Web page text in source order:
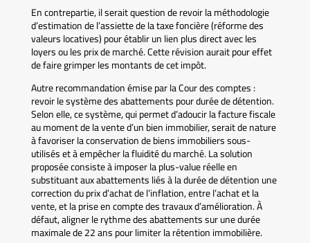
En contrepartie, il serait question de revoir la méthodologie
d’estimation de l’assiette de la taxe foncière (réforme des
valeurs locatives) pour établir un lien plus direct avec les
loyers ou les prix de marché. Cette révision aurait pour effet
de faire grimper les montants de cet impôt.
Autre recommandation émise par la Cour des comptes :
revoir le système des abattements pour durée de détention.
Selon elle, ce système, qui permet d’adoucir la facture fiscale
au moment de la vente d’un bien immobilier, serait de nature
à favoriser la conservation de biens immobiliers sous-
utilisés et à empêcher la fluidité du marché. La solution
proposée consiste à imposer la plus-value réelle en
substituant aux abattements liés à la durée de détention une
correction du prix d’achat de l’inflation, entre l’achat et la
vente, et la prise en compte des travaux d’amélioration. À
défaut, aligner le rythme des abattements sur une durée
maximale de 22 ans pour limiter la rétention immobilière.